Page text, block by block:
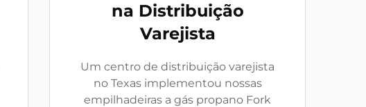
na Distribuição
Varejista
Um centro de distribuição varejista
no Texas implementou nossas
empilhadeiras a gás propano Fork